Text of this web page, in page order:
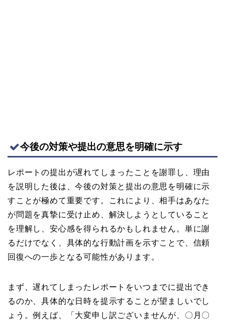
今後の対策や提出の意思を明確に示す
レポートの提出が遅れてしまったことを謝罪し、理由
を説明した後は、今後の対策と提出の意思を明確に示
すことが極めて重要です。これにより、相手はあなた
が問題を真摯に受け止め、解決しようとしていること
を理解し、安心感を得られるかもしれません。単に謝
るだけでなく、具体的な行動計画を示すことで、信頼
回復への一歩となる可能性があります。
まず、遅れてしまったレポートをいつまでに提出でき
るのか、具体的な日時を提示することが望ましいでし
ょう。例えば、「大変申し訳ございませんが、〇月〇